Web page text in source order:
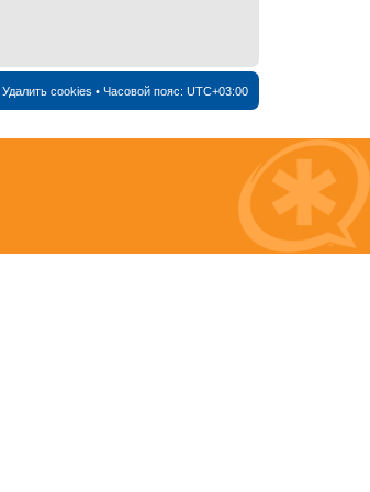
Удалить cookies • Часовой пояс:UTC+03:00